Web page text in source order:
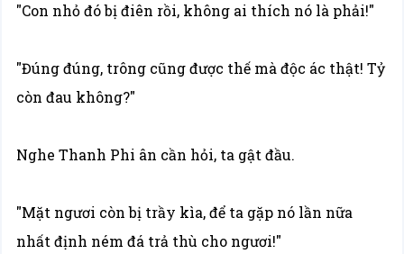
"Con nhỏ đó bị điên rồi, không ai thích nó là phải!"
"Đúng đúng, trông cũng được thế mà độc ác thật! Tỷ
còn đau không?"
Nghe Thanh Phi ân cần hỏi, ta gật đầu.
"Mặt ngươi còn bị trầy kìa, để ta gặp nó lần nữa
nhất định ném đá trả thù cho ngươi!"